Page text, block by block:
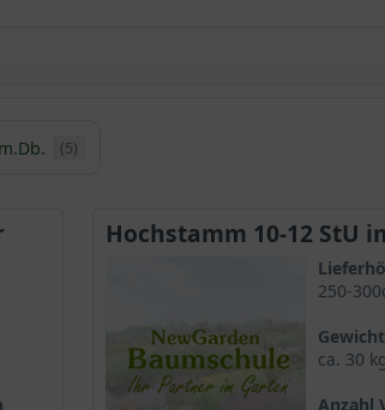
Grau-Erle
zusammen und steht für die Unterart
Blätter hindeutet.Der
zuhause.
Krone
endgültigen Wuchshöhe von 10 bis 12
(5)
Hochstamm 10-12 StU
250-
Gewicht
ca. 30 kg
Anzahl